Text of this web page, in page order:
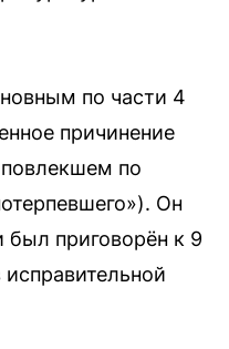
по части 4
причинение
по
Он
был приговорён к 9